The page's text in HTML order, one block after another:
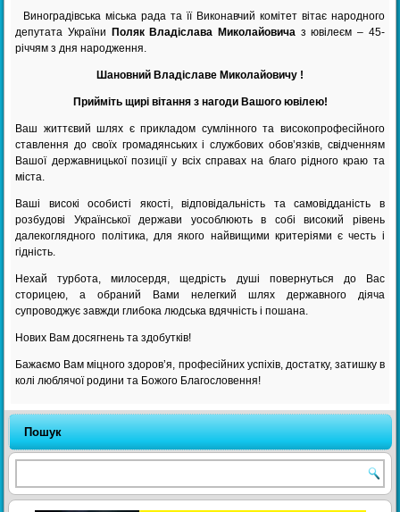
Виноградівська міська рада та її Виконавчий комітет вітає народного
депутата України Поляк Владіслава Миколайовича з ювілеєм – 45-
річчям з дня народження.
Шановний Владіславе Миколайовичу !
Прийміть щирі вітання з нагоди Вашого ювілею!
Ваш життєвий шлях є прикладом сумлінного та високопрофесійного
ставлення до своїх громадянських і службових обов’язків, свідченням
Вашої державницької позиції у всіх справах на благо рідного краю та
міста.
Ваші високі особисті якості, відповідальність та самовідданість в
розбудові Української держави уособлюють в собі високий рівень
далекоглядного політика, для якого найвищими критеріями є честь і
гідність.
Нехай турбота, милосердя, щедрість душі повернуться до Вас
сторицею, а обраний Вами нелегкий шлях державного діяча
супроводжує завжди глибока людська вдячність і пошана.
Нових Вам досягнень та здобутків!
Бажаємо Вам міцного здоров’я, професійних успіхів, достатку, затишку в
колі люблячої родини та Божого Благословення!
Пошук